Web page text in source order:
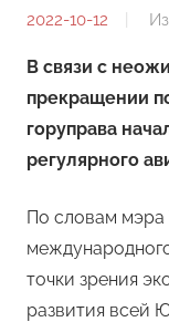
2022-10-12
От:
В связи с
прекращении
горуправа
регулярного
По словам мэра
точки зрения
развития всей